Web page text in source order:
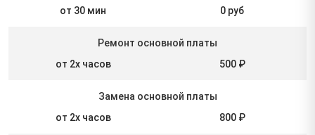
от 30 мин
0 руб
Ремонт основной платы
от 2х часов
500 ₽
Замена основной платы
от 2х часов
800 ₽